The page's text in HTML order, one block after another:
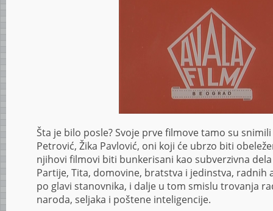
Šta je bilo posle? Svoje prve filmove tamo su snimili
Petrović, Žika Pavlović, oni koji će ubrzo biti
njihovi filmovi biti bunkerisani kao subverzivna
Partije, Tita, domovine, bratstva i jedinstva, radnih
po glavi stanovnika, i dalje u tom smislu trovanja
naroda, seljaka i poštene inteligencije.